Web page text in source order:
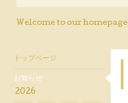
Welcome to our homepage
トップページ
お知らせ
2026